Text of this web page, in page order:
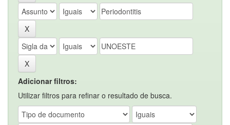
Adicionar filtros:
Utilizar filtros para refinar o resultado de busca.